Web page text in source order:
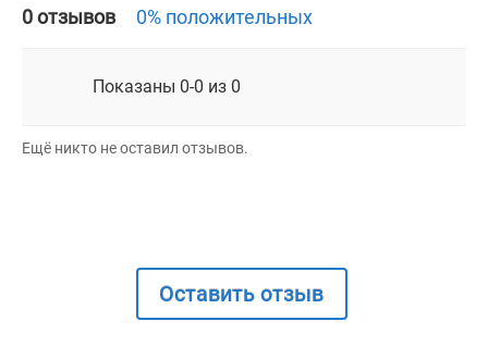
0 отзывов 0% положительных
Показаны 0-0 из 0
Ещё никто не оставил отзывов.
Оставить отзыв